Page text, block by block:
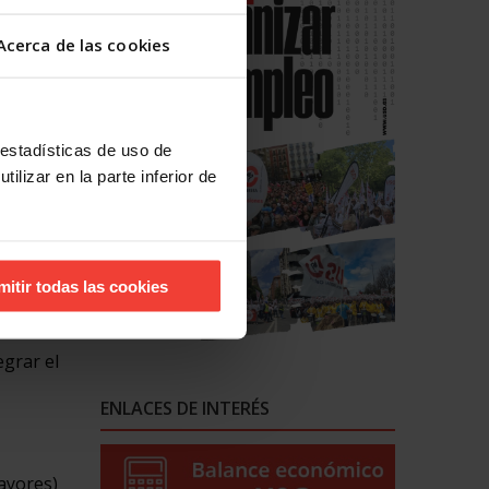
de las cookies
de uso de
en la parte inferior de
todas las cookies
Y,
pero su
del
el
ENLACES DE INTERÉS